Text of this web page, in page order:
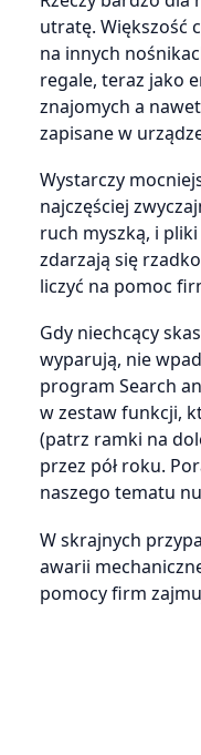
utratę. Większość
na innych
regale, teraz jako
znajomych a
zapisane w
Wystarczy
najczęściej
ruch myszką, i
zdarzają się
liczyć na pomoc
Gdy niechcący
wyparują, nie
program Search
w zestaw funkcji,
(patrz ramki na
przez pół roku.
naszego tematu
W skrajnych
awarii
pomocy firm